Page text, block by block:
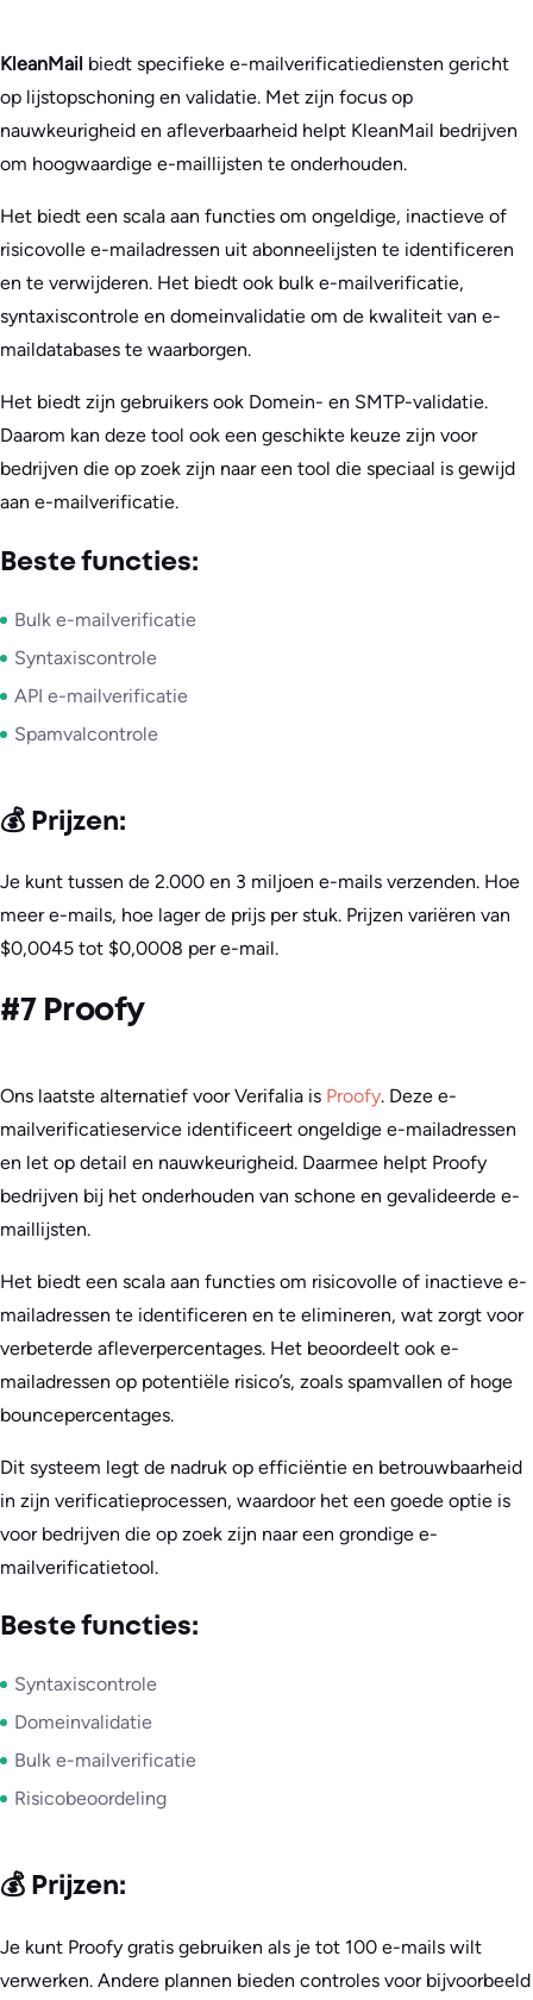
KleanMail biedt specifieke e-mailverificatiediensten gericht
op lijstopschoning en validatie. Met zijn focus op
nauwkeurigheid en afleverbaarheid helpt KleanMail bedrijven
om hoogwaardige e-maillijsten te onderhouden.
Het biedt een scala aan functies om ongeldige, inactieve of
risicovolle e-mailadressen uit abonneelijsten te identificeren
en te verwijderen. Het biedt ook bulk e-mailverificatie,
syntaxiscontrole en domeinvalidatie om de kwaliteit van e-
maildatabases te waarborgen.
Het biedt zijn gebruikers ook Domein- en SMTP-validatie.
Daarom kan deze tool ook een geschikte keuze zijn voor
bedrijven die op zoek zijn naar een tool die speciaal is gewijd
aan e-mailverificatie.
Beste functies:
Bulk e-mailverificatie
Syntaxiscontrole
API e-mailverificatie
Spamvalcontrole
💰 Prijzen:
Je kunt tussen de 2.000 en 3 miljoen e-mails verzenden. Hoe
meer e-mails, hoe lager de prijs per stuk. Prijzen variëren van
$0,0045 tot $0,0008 per e-mail.
#7 Proofy
Ons laatste alternatief voor Verifalia is Proofy. Deze e-
mailverificatieservice identificeert ongeldige e-mailadressen
en let op detail en nauwkeurigheid. Daarmee helpt Proofy
bedrijven bij het onderhouden van schone en gevalideerde e-
maillijsten.
Het biedt een scala aan functies om risicovolle of inactieve e-
mailadressen te identificeren en te elimineren, wat zorgt voor
verbeterde afleverpercentages. Het beoordeelt ook e-
mailadressen op potentiële risico’s, zoals spamvallen of hoge
bouncepercentages.
Dit systeem legt de nadruk op efficiëntie en betrouwbaarheid
in zijn verificatieprocessen, waardoor het een goede optie is
voor bedrijven die op zoek zijn naar een grondige e-
mailverificatietool.
Beste functies:
Syntaxiscontrole
Domeinvalidatie
Bulk e-mailverificatie
Risicobeoordeling
💰 Prijzen:
Je kunt Proofy gratis gebruiken als je tot 100 e-mails wilt
verwerken. Andere plannen bieden controles voor bijvoorbeeld